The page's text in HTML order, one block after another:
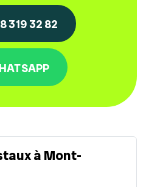
319 32 82
à Mont-